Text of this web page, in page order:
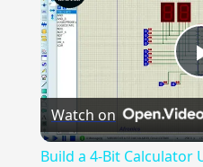
Watch on
Build a 4-Bit Calculator